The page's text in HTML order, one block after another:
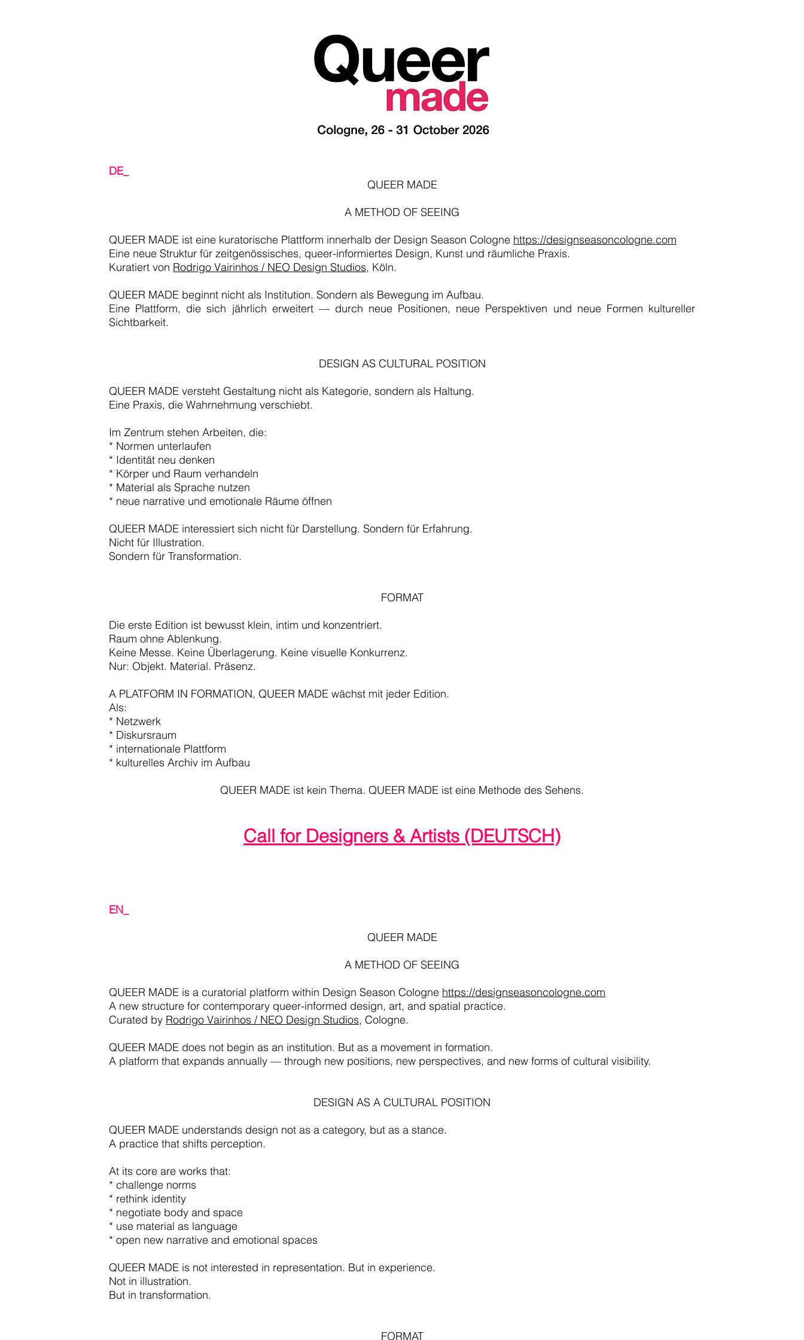
DE_
QUEER MADE
A METHOD OF SEEING
QUEER MADE ist eine kuratorische Plattform innerhalb der Design Season Cologne https://designseasoncologne.com
Eine neue Struktur für zeitgenössisches, queer-informiertes Design, Kunst und räumliche Praxis.
Kuratiert von Rodrigo Vairinhos / NEO Design Studios, Köln.
QUEER MADE beginnt nicht als Institution. Sondern als Bewegung im Aufbau.
Eine Plattform, die sich jährlich erweitert — durch neue Positionen, neue Perspektiven und neue Formen kultureller
Sichtbarkeit.
DESIGN AS CULTURAL POSITION
QUEER MADE versteht Gestaltung nicht als Kategorie, sondern als Haltung.
Eine Praxis, die Wahrnehmung verschiebt.
Im Zentrum stehen Arbeiten, die:
* Normen unterlaufen
* Identität neu denken
* Körper und Raum verhandeln
* Material als Sprache nutzen
* neue narrative und emotionale Räume öffnen
QUEER MADE interessiert sich nicht für Darstellung. Sondern für Erfahrung.
Nicht für Illustration.
Sondern für Transformation.
FORMAT
Die erste Edition ist bewusst klein, intim und konzentriert.
Raum ohne Ablenkung.
Keine Messe. Keine Überlagerung. Keine visuelle Konkurrenz.
Nur: Objekt. Material. Präsenz.
A PLATFORM IN FORMATION, QUEER MADE wächst mit jeder Edition.
Als:
* Netzwerk
* Diskursraum
* internationale Plattform
* kulturelles Archiv im Aufbau
QUEER MADE ist kein Thema. QUEER MADE ist eine Methode des Sehens.
Call for Designers & Artists (DEUTSCH)
EN_
QUEER MADE
A METHOD OF SEEING
QUEER MADE is a curatorial platform within Design Season Cologne https://designseasoncologne.com
A new structure for contemporary queer-informed design, art, and spatial practice.
Curated by Rodrigo Vairinhos / NEO Design Studios, Cologne.
QUEER MADE does not begin as an institution. But as a movement in formation.
A platform that expands annually — through new positions, new perspectives, and new forms of cultural visibility.
DESIGN AS A CULTURAL POSITION
QUEER MADE understands design not as a category, but as a stance.
A practice that shifts perception.
At its core are works that:
* challenge norms
* rethink identity
* negotiate body and space
* use material as language
* open new narrative and emotional spaces
QUEER MADE is not interested in representation. But in experience.
Not in illustration.
But in transformation.
FORMAT